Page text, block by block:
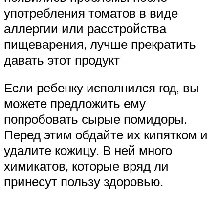
употребления томатов в виде
аллергии или расстройства
пищеварения, лучше прекратить
давать этот продукт
Если ребенку исполнился год, вы
можете предложить ему
попробовать сырые помидоры.
Перед этим обдайте их кипятком и
удалите кожицу. В ней много
химикатов, которые вряд ли
принесут пользу здоровью.